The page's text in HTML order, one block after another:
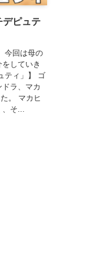
デピュテ
今回は母の
していき
ティ」】 ゴ
ラ、マカ
。 マカヒ
そ...